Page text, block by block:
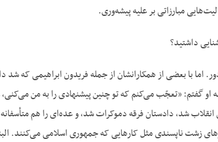
مبارزاتی بر علیه پیشه‌وری.
داشتید؟
اما با بعضی از همکارانشان از جمله فریدون ابراهیمی که
او گفتم: «تعجّب می‌کنم که تو چنین پیشنهادی را به من
انقلاب شد، دادستان فرقه دموکرات شد، و عده‌ای را هم
زشت ناپسندی مثل کارهایی که جمهوری اسلامی می‌کنند.